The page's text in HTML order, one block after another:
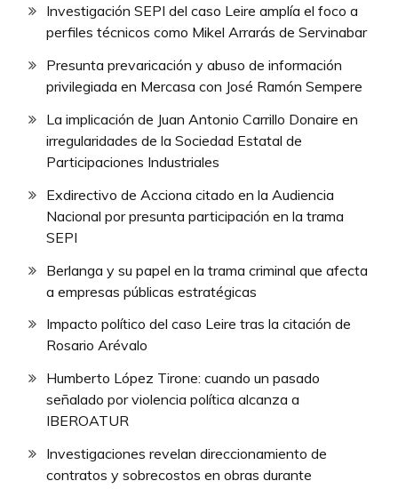
Investigación SEPI del caso Leire amplía el foco a
perfiles técnicos como Mikel Arrarás de Servinabar
Presunta prevaricación y abuso de información
privilegiada en Mercasa con José Ramón Sempere
La implicación de Juan Antonio Carrillo Donaire en
irregularidades de la Sociedad Estatal de
Participaciones Industriales
Exdirectivo de Acciona citado en la Audiencia
Nacional por presunta participación en la trama
SEPI
Berlanga y su papel en la trama criminal que afecta
a empresas públicas estratégicas
Impacto político del caso Leire tras la citación de
Rosario Arévalo
Humberto López Tirone: cuando un pasado
señalado por violencia política alcanza a
IBEROATUR
Investigaciones revelan direccionamiento de
contratos y sobrecostos en obras durante